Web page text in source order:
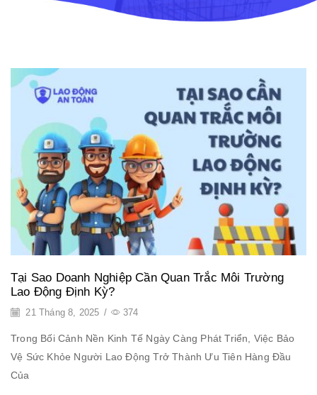
Tại Sao Doanh Nghiệp Cần Quan Trắc Môi Trường
Lao Động Định Kỳ?
21 Tháng 8, 2025 / 374
Trong Bối Cảnh Nền Kinh Tế Ngày Càng Phát Triển, Việc Bảo
Vệ Sức Khỏe Người Lao Động Trở Thành Ưu Tiên Hàng Đầu
Của